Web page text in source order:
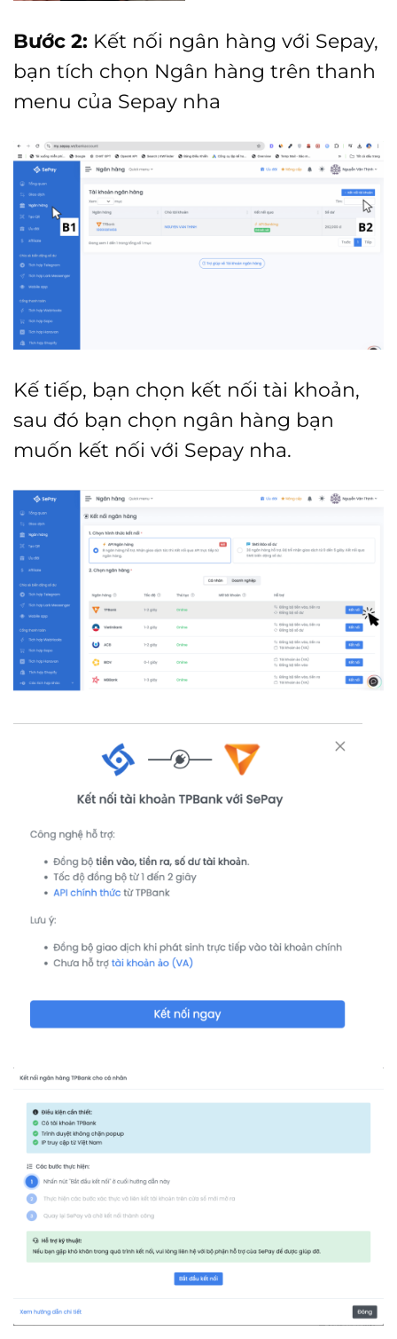
Bước 2: Kết nối ngân hàng với Sepay,
bạn tích chọn Ngân hàng trên thanh
menu của Sepay nha
Kế tiếp, bạn chọn kết nối tài khoản,
sau đó bạn chọn ngân hàng bạn
muốn kết nối với Sepay nha.